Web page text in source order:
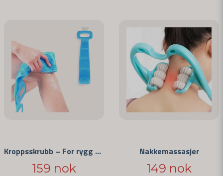
Kroppsskrubb – For rygg og ben
159 nok
Nakkemassasjer
149 nok